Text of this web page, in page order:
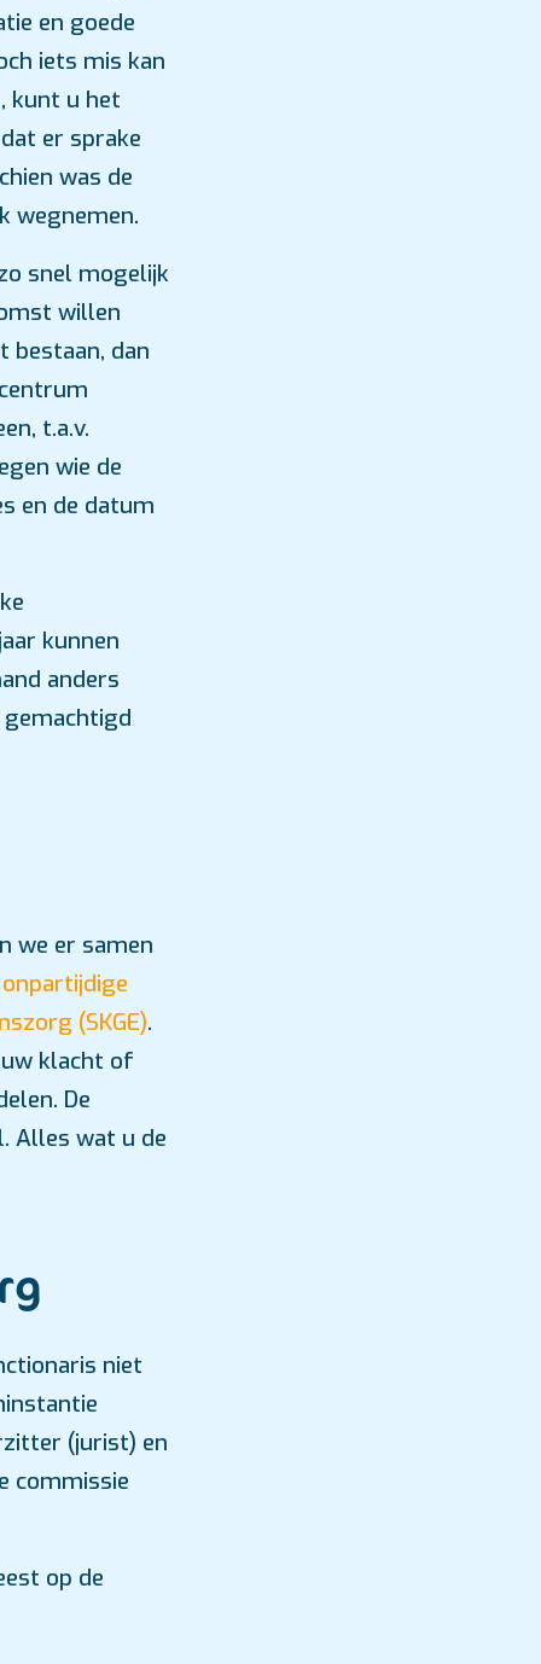
en goede
iets mis kan
kunt u het
er sprake
was de
wegnemen.
snel mogelijk
willen
bestaan, dan
t.a.v.
wie de
en de datum
kunnen
anders
we er samen
(SKGE).
klacht of
De
Alles wat u de
niet
(jurist) en
commissie
op de